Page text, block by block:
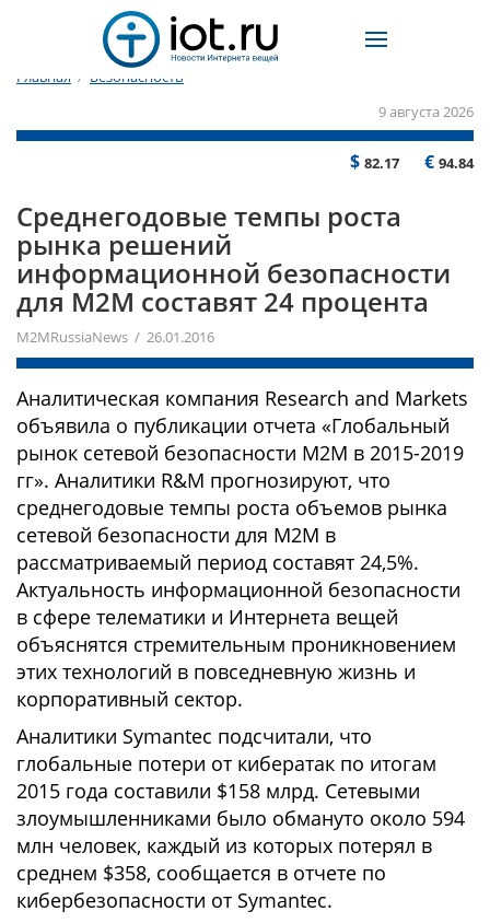
Главная / Безопасность
9 августа 2026
$ 82.17 € 94.84
Среднегодовые темпы роста
рынка решений
информационной безопасности
для M2M составят 24 процента
M2MRussiaNews / 26.01.2016
Аналитическая компания Research and Markets
объявила о публикации отчета «Глобальный
рынок сетевой безопасности M2M в 2015-2019
гг». Аналитики R&M прогнозируют, что
среднегодовые темпы роста объемов рынка
сетевой безопасности для M2M в
рассматриваемый период составят 24,5%.
Актуальность информационной безопасности
в сфере телематики и Интернета вещей
объяснятся стремительным проникновением
этих технологий в повседневную жизнь и
корпоративный сектор.
Аналитики Symantec подсчитали, что
глобальные потери от кибератак по итогам
2015 года составили $158 млрд. Сетевыми
злоумышленниками было обмануто около 594
млн человек, каждый из которых потерял в
среднем $358, сообщается в отчете по
кибербезопасности от Symantec.